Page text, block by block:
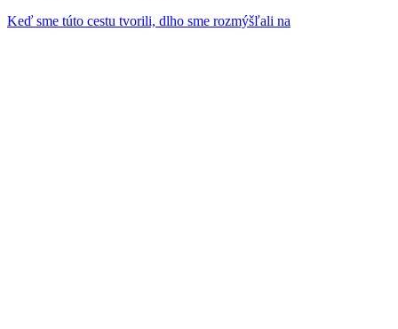
Keď sme túto cestu tvorili, dlho sme rozmýšľali na